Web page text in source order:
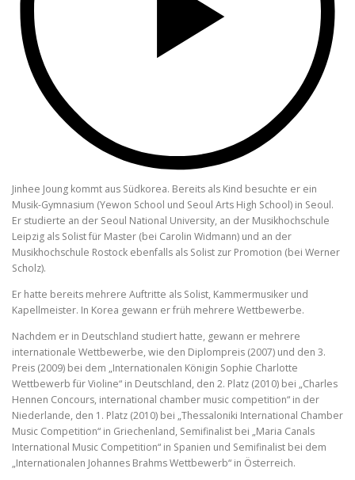
Jinhee Joung kommt aus Südkorea. Bereits als Kind besuchte er ein
Musik-Gymnasium (Yewon School und Seoul Arts High School) in Seoul.
Er studierte an der Seoul National University, an der Musikhochschule
Leipzig als Solist für Master (bei Carolin Widmann) und an der
Musikhochschule Rostock ebenfalls als Solist zur Promotion (bei Werner
Scholz).
Er hatte bereits mehrere Auftritte als Solist, Kammermusiker und
Kapellmeister. In Korea gewann er früh mehrere Wettbewerbe.
Nachdem er in Deutschland studiert hatte, gewann er mehrere
internationale Wettbewerbe, wie den Diplompreis (2007) und den 3.
Preis (2009) bei dem „Internationalen Königin Sophie Charlotte
Wettbewerb für Violine“ in Deutschland, den 2. Platz (2010) bei „Charles
Hennen Concours, international chamber music competition“ in der
Niederlande, den 1. Platz (2010) bei „Thessaloniki International Chamber
Music Competition“ in Griechenland, Semifinalist bei „Maria Canals
International Music Competition“ in Spanien und Semifinalist bei dem
„Internationalen Johannes Brahms Wettbewerb“ in Österreich.